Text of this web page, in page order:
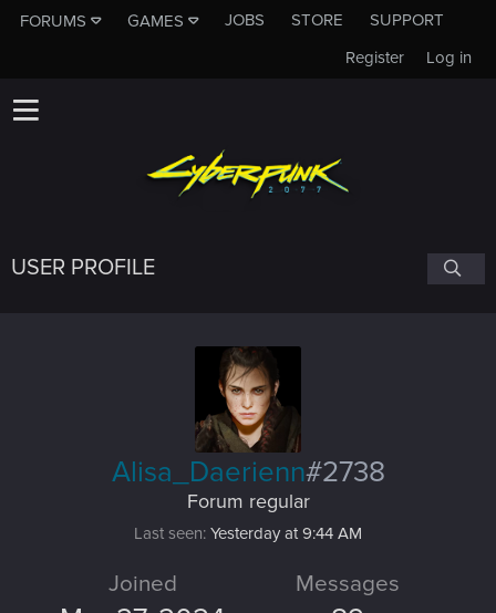
FORUMS GAMES JOBS STORE
SUPPORT
Log in
Register
USER PROFILE
Alisa_Daerienn#2738
Forum regular
Last seen Yesterday at 9:44 AM
Joined Messages